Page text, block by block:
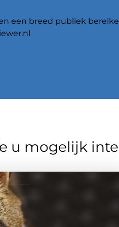
een breed publiek
u mogelijk